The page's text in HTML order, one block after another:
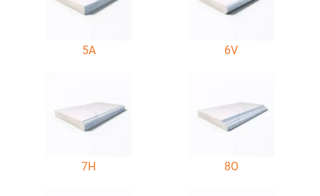
5A 6V
7H 8O